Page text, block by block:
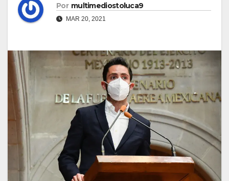
Por multimediostoluca9
MAR 20, 2021